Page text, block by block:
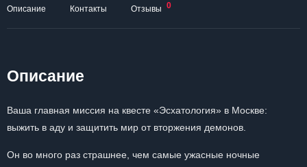
Описание Контакты Отзывы 0
Описание
Ваша главная миссия на квесте «Эсхатология» в Москве:
выжить в аду и защитить мир от вторжения демонов.
Он во много раз страшнее, чем самые ужасные ночные